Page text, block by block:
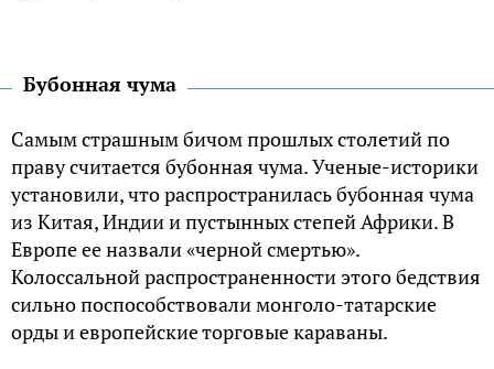
Бубонная чума
Самым страшным бичом прошлых столетий по
праву считается бубонная чума. Ученые-историки
установили, что распространилась бубонная чума
из Китая, Индии и пустынных степей Африки. В
Европе ее назвали «черной смертью».
Колоссальной распространенности этого бедствия
сильно поспособствовали монголо-татарские
орды и европейские торговые караваны.